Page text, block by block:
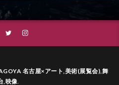
名古屋×アート,美術(展覧会),舞
,映像